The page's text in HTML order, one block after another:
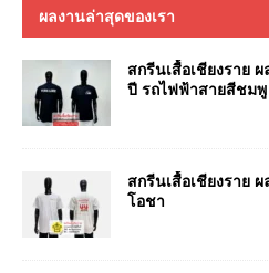
ผลงานล่าสุดของเรา
สกรีนเสื้อเชียงราย
ปี รถไฟฟ้าสายสีชมพู
สกรีนเสื้อเชียงราย
โอชา